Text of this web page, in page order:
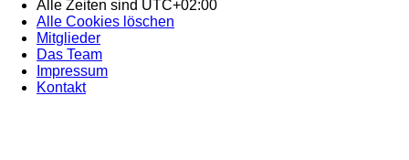
Alle Zeiten sind UTC+02:00
Alle Cookies löschen
Mitglieder
Das Team
Impressum
Kontakt